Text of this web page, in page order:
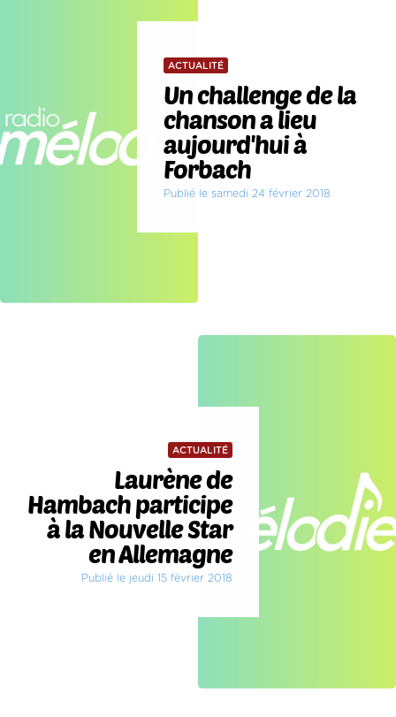
ACTUALITÉ
Un challenge de la
chanson a lieu
aujourd'hui à
Forbach
Publié le samedi 24 février 2018
ACTUALITÉ
Laurène de
Hambach participe
à la Nouvelle Star
en Allemagne
Publié le jeudi 15 février 2018